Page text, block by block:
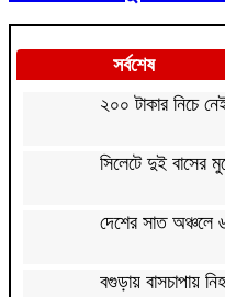
সর্বশেষ
২০০ টাকার নিচে
সিলেটে দুই বাসের
দেশের সাত অঞ্চলে
বগুড়ায় বাসচাপায়